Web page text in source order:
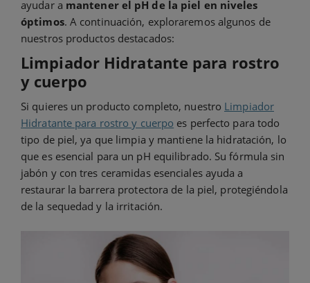
ayudar a mantener el pH de la piel en niveles
óptimos. A continuación, exploraremos algunos de
nuestros productos destacados:
Limpiador Hidratante para rostro
y cuerpo
Si quieres un producto completo, nuestro Limpiador
Hidratante para rostro y cuerpo es perfecto para todo
tipo de piel, ya que limpia y mantiene la hidratación, lo
que es esencial para un pH equilibrado. Su fórmula sin
jabón y con tres ceramidas esenciales ayuda a
restaurar la barrera protectora de la piel, protegiéndola
de la sequedad y la irritación.